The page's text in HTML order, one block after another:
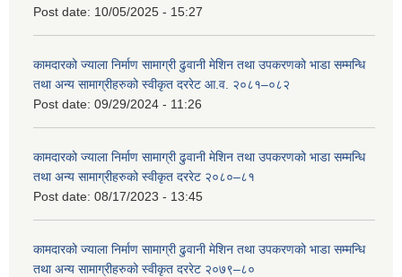
Post date: 10/05/2025 - 15:27
कामदारको ज्याला निर्माण सामाग्री ढुवानी मेशिन तथा उपकरणको भाडा सम्मन्धि
तथा अन्य सामाग्रीहरुको स्वीकृत दररेट आ.व. २०८१–०८२
Post date: 09/29/2024 - 11:26
कामदारको ज्याला निर्माण सामाग्री ढुवानी मेशिन तथा उपकरणको भाडा सम्मन्धि
तथा अन्य सामाग्रीहरुको स्वीकृत दररेट २०८०–८१
Post date: 08/17/2023 - 13:45
कामदारको ज्याला निर्माण सामाग्री ढुवानी मेशिन तथा उपकरणको भाडा सम्मन्धि
तथा अन्य सामाग्रीहरुको स्वीकृत दररेट २०७९–८०